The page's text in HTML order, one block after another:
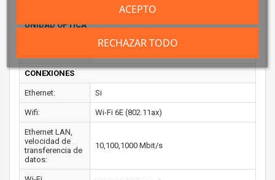
No indicado
UNIDAD ÓPTICA
No
CONEXIONES
Ethernet: Si
Wifi: Wi-Fi 6E (802.11ax)
Ethernet LAN,
velocidad de
transferencia de
datos:
10,100,1000 Mbit/s
RECHAZAR TODO
ACEPTO